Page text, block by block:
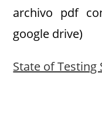
archivo pdf
google drive)
State of Testing